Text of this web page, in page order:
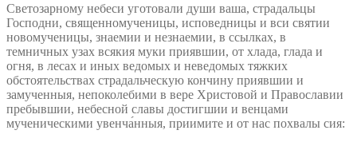
Светозарному небеси уготовали души ваша, страдальцы
Господни, священномученицы, исповедницы и вси святии
новомученицы, знаемии и незнаемии, в ссылках, в
темничных узах всякия муки приявшии, от хлада, глада и
огня, в лесах и иных ведомых и неведомых тяжких
обстоятельствах страдальческую кончину приявшии и
замученныя, непоколебими в вере Христовой и Православии
пребывшии, небесной славы достигшии и венцами
мученическими увенча́нныя, приимите и от нас похвалы сия: